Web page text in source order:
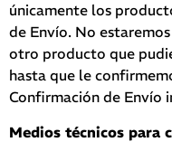
únicamente los
de Envío. No
otro producto que
hasta que le
Confirmación de Envío
Medios técnicos para